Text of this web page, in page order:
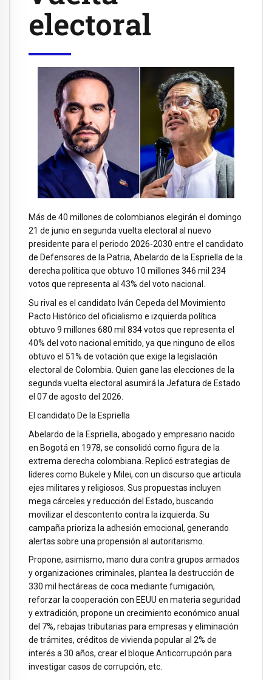
electoral
Más de 40 millones de colombianos elegirán el domingo
21 de junio en segunda vuelta electoral al nuevo
presidente para el periodo 2026-2030 entre el candidato
de Defensores de la Patria, Abelardo de la Espriella de la
derecha política que obtuvo 10 millones 346 mil 234
votos que representa al 43% del voto nacional.
Su rival es el candidato Iván Cepeda del Movimiento
Pacto Histórico del oficialismo e izquierda política
obtuvo 9 millones 680 mil 834 votos que representa el
40% del voto nacional emitido, ya que ninguno de ellos
obtuvo el 51% de votación que exige la legislación
electoral de Colombia. Quien gane las elecciones de la
segunda vuelta electoral asumirá la Jefatura de Estado
el 07 de agosto del 2026.
El candidato De la Espriella
Abelardo de la Espriella, abogado y empresario nacido
en Bogotá en 1978, se consolidó como figura de la
extrema derecha colombiana. Replicó estrategias de
líderes como Bukele y Milei, con un discurso que articula
ejes militares y religiosos. Sus propuestas incluyen
mega cárceles y reducción del Estado, buscando
movilizar el descontento contra la izquierda. Su
campaña prioriza la adhesión emocional, generando
alertas sobre una propensión al autoritarismo.
Propone, asimismo, mano dura contra grupos armados
y organizaciones criminales, plantea la destrucción de
330 mil hectáreas de coca mediante fumigación,
reforzar la cooperación con EEUU en materia seguridad
y extradición, propone un crecimiento económico anual
del 7%, rebajas tributarias para empresas y eliminación
de trámites, créditos de vivienda popular al 2% de
interés a 30 años, crear el bloque Anticorrupción para
investigar casos de corrupción, etc.